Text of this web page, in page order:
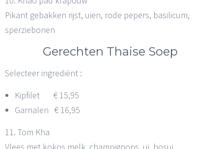
Pikant gebakken rijst, uien, rode pepers, basilicum,
sperziebonen
Gerechten Thaise Soep
Selecteer ingrediënt :
Kipfilet € 15,95
Garnalen € 16,95
11. Tom Kha